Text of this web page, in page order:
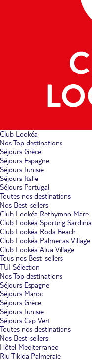
Club Lookéa
Nos Top destinations
Séjours Grèce
Séjours Espagne
Séjours Tunisie
Séjours Italie
Séjours Portugal
Toutes nos destinations
Nos Best-sellers
Club Lookéa Rethymno Mare
Club Lookéa Sporting Sardinia
Club Lookéa Roda Beach
Club Lookéa Palmeiras Village
Club Lookéa Alua Village
Tous nos Best-sellers
TUI Sélection
Nos Top destinations
Séjours Espagne
Séjours Maroc
Séjours Grèce
Séjours Tunisie
Séjours Cap Vert
Toutes nos destinations
Nos Best-sellers
Hôtel Mediterraneo
Riu Tikida Palmeraie